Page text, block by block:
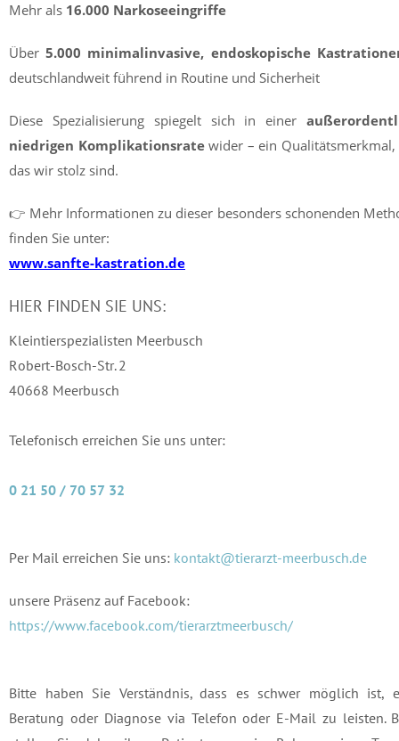
Mehr als 16.000 Narkoseeingriffe
Über5.000 minimalinvasive, endoskopische
deutschlandweit führend in Routine und Sicherheit
Diese Spezialisierung spiegelt sich in einer
niedrigen Komplikationsratewider – ein Qualitätsmerkmal,
das wir stolz sind.
👉 Mehr Informationen zu dieser besonders schonenden
finden Sie unter:
www.sanfte-kastration.de
HIER FINDEN SIE UNS:
Kleintierspezialisten Meerbusch
Robert-Bosch-Str. 2
40668 Meerbusch
Telefonisch erreichen Sie uns unter:
0 21 50 / 70 57 32
Per Mail erreichen Sie uns: kontakt@tierarzt-meerbusch.de
unsere Präsenz auf Facebook:
https://www.facebook.com/tierarztmeerbusch/
Bitte haben Sie Verständnis, dass es schwer möglich ist,
Beratung oder Diagnose via Telefon oder E-Mail zu leisten.